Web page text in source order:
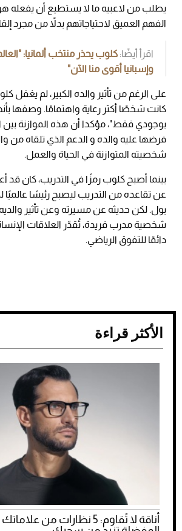
يطلب من لاعبيه ما لا يستطيع أن يفعله
الفهم العميق لاحتياجاتهم بدلاً من مجرد
اقرأ أيضًا: كلوب يحذر منتخب ألمانيا:
وإسبانيا أقوى منا الآن"
على الرغم من تأثير والده الكبير، لم يغفل
كانت شخصًا أكثر رعاية واهتمامًا. وصفها
بوجودي فقط"، مؤكدا أن هذه الموازنة بين
فرضها عليه والده و الدعم الذي تلقاه من
شخصيته المتوازنة في الحياة والعمل.
عن تقاعده من التدريب ليصبح رئيسًا عالميًا
بول. لكن حديثه عن مسيرته وعن تأثير
شخصية مدرب فريدة، تُقدّر العلاقات
دائمًا للتفوق الرياضي.
الأكثر قراءة
أناقة لا تُقاوم: 5 نظارات من